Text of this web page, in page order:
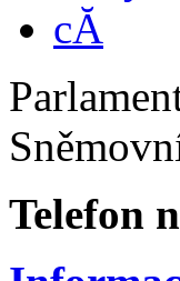
Telefon